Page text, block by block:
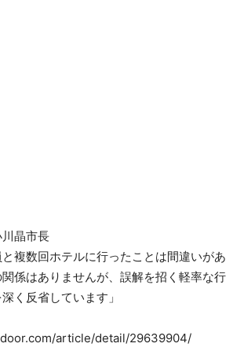
晶市長
と複数回ホテルに行ったことは間違いがあ
係はありませんが、誤解を招く軽率な行
く反省しています」
article/detail/29639904/